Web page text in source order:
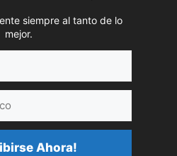
siempre al tanto de lo
mejor.
Ahora!